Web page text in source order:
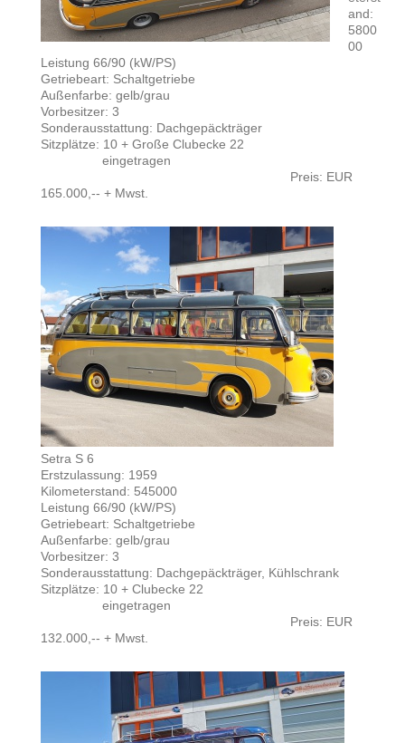
and:
5800
00
Leistung 66/90 (kW/PS)
Getriebeart: Schaltgetriebe
Außenfarbe: gelb/grau
Vorbesitzer: 3
Sonderausstattung: Dachgepäckträger
Sitzplätze: 10 + Große Clubecke 22
eingetragen
Preis: EUR
165.000,-- + Mwst.
Setra S 6
Erstzulassung: 1959
Kilometerstand: 545000
Leistung 66/90 (kW/PS)
Getriebeart: Schaltgetriebe
Außenfarbe: gelb/grau
Vorbesitzer: 3
Sonderausstattung: Dachgepäckträger, Kühlschrank
Sitzplätze: 10 + Clubecke 22
eingetragen
Preis: EUR
132.000,-- + Mwst.